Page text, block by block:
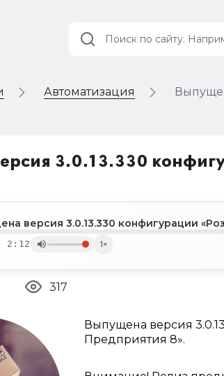
Автоматизация
3.0.13.330
версия 3.0.13.330 конфигурации
2:12 1×
317
Выпущена версия
Предприятия 8».